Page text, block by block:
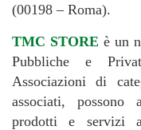
(00198 – Roma).
TMC STORE è un
Pubbliche e
Associazioni di
associati, possono
prodotti e servizi